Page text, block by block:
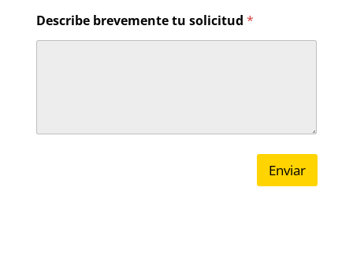
d
e
Describe brevemente tu solicitud *
Enviar